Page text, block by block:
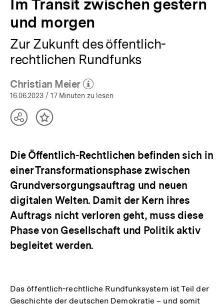
Im Transit zwischen gestern
und morgen
Zur Zukunft des öffentlich-
rechtlichen Rundfunks
Christian Meier
(Mehr zum Autor)
öffnen
16.06.2023 / 17 Minuten zu lesen
TeilenInhalt
Die Öffentlich-Rechtlichen befinden sich in
einer Transformationsphase zwischen
Grundversorgungsauftrag und neuen
digitalen Welten. Damit der Kern ihres
Auftrags nicht verloren geht, muss diese
Phase von Gesellschaft und Politik aktiv
begleitet werden.
Das öffentlich-rechtliche Rundfunksystem ist Teil der
Geschichte der deutschen Demokratie – und somit